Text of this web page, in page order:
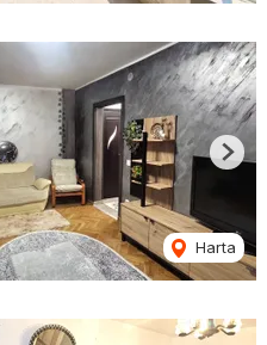
Harta
Next